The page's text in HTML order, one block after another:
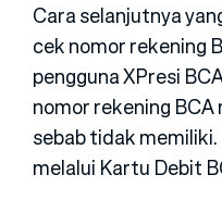
Cara selanjutnya
cek nomor rekening
pengguna XPresi
nomor rekening
sebab tidak
melalui Kartu Debit